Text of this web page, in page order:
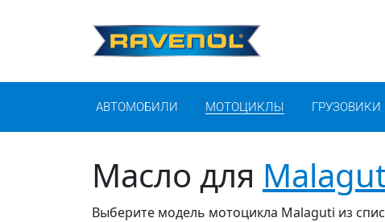
АВТОМОБИЛИ МОТОЦИКЛЫ ГРУЗОВИКИ
Масло для
Выберите модель мотоцикла Malaguti из